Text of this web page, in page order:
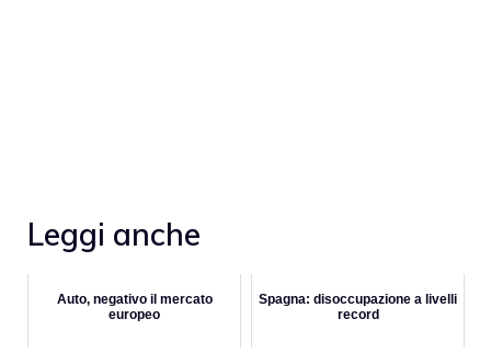
Leggi anche
Auto, negativo il mercato
europeo
Spagna: disoccupazione a livelli
record